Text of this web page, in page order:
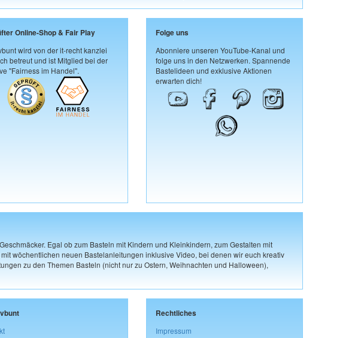
Online-Shop & Fair Play
wird von der it-recht kanzlei
betreut und ist Mitglied bei der
"Fairness im Handel".
Folge uns
Abonniere unseren YouTube-Kanal und
folge uns in den Netzwerken. Spannende
Bastelideen und exklusive Aktionen
erwarten dich!
Egal ob zum Basteln mit Kindern und Kleinkindern, zum Gestalten mit
wöchentlichen neuen Bastelanleitungen inklusive Video, bei denen wir euch kreativ
zu den Themen Basteln (nicht nur zu Ostern, Weihnachten und Halloween),
Rechtliches
Impressum